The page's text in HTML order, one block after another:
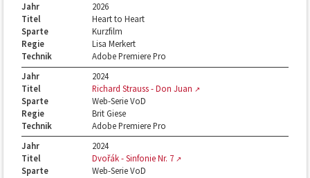
Jahr
2026
Titel
Heart to Heart
Sparte
Kurzfilm
Regie
Lisa Merkert
Technik
Adobe Premiere Pro
Jahr
2024
Titel
Richard Strauss - Don Juan
Sparte
Web-Serie VoD
Regie
Brit Giese
Technik
Adobe Premiere Pro
Jahr
2024
Titel
Dvořák - Sinfonie Nr. 7
Sparte
Web-Serie VoD